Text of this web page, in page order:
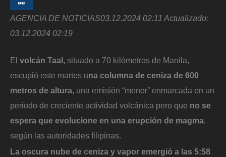
AGENCIA DE NOTICIAS03.12.2024 02:11 Actualizado:
03.12.2024 02:19
El volcán Taal, situado a 70 kilómetros de Manila,
escupió este martes una columna de ceniza de 600
metros de altura, una emisión “menor” enmarcada en un
periodo de creciente actividad volcánica pero que no se
espera que evolucione en una erupción de magma,
según las autoridades filipinas.
La oscura nube de ceniza y vapor emergió a las 5:58